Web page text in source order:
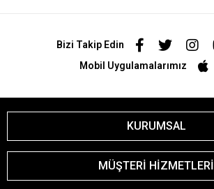
Bizi Takip Edin
Mobil Uygulamalarımız
KURUMSAL
MÜŞTERİ HİZMETLERİ